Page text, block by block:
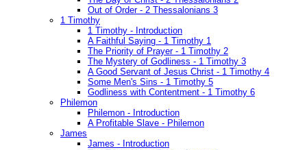
Out of Order - 2 Thessalonians 3
1 Timothy
1 Timothy - Introduction
A Faithful Saying - 1 Timothy 1
The Priority of Prayer - 1 Timothy 2
The Mystery of Godliness - 1 Timothy 3
A Good Servant of Jesus Christ - 1 Timothy 4
Some Men's Sins - 1 Timothy 5
Godliness with Contentment - 1 Timothy 6
Philemon
Philemon - Introduction
A Profitable Slave - Philemon
James
James - Introduction